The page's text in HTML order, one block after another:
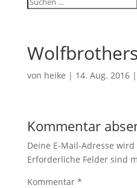
Wolfbrothers
von heike | 14. Aug. 2016|
Kommentar
Deine E-Mail-Adresse
Erforderliche Felder sind
Kommentar *